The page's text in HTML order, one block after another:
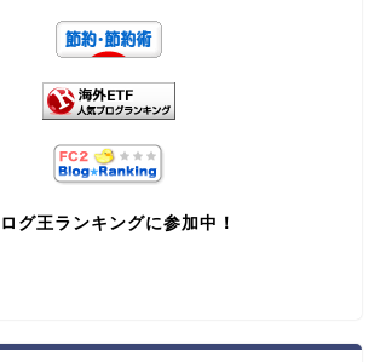
グ王ランキングに参加中！